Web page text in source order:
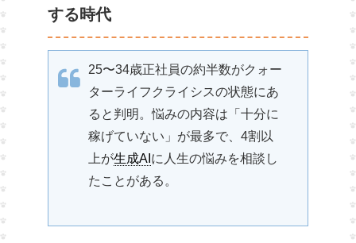
する時代
25〜34歳正社員の約半数がクォー
ターライフクライシスの状態にあ
ると判明。悩みの内容は「十分に
稼げていない」が最多で、4割以
上が生成AI に人生の悩みを相談し
たことがある。